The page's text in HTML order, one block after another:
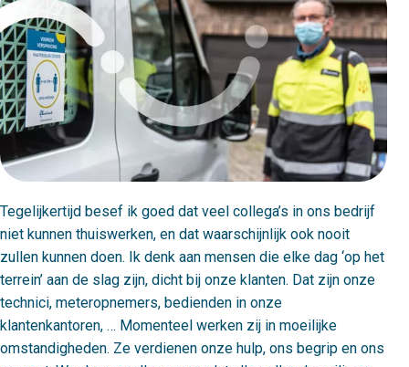
Tegelijkertijd besef ik goed dat veel collega’s in ons bedrijf
niet kunnen thuiswerken, en dat waarschijnlijk ook nooit
zullen kunnen doen. Ik denk aan mensen die elke dag ‘op het
terrein’ aan de slag zijn, dicht bij onze klanten. Dat zijn onze
technici, meteropnemers, bedienden in onze
klantenkantoren, … Momenteel werken zij in moeilijke
omstandigheden. Ze verdienen onze hulp, ons begrip en ons